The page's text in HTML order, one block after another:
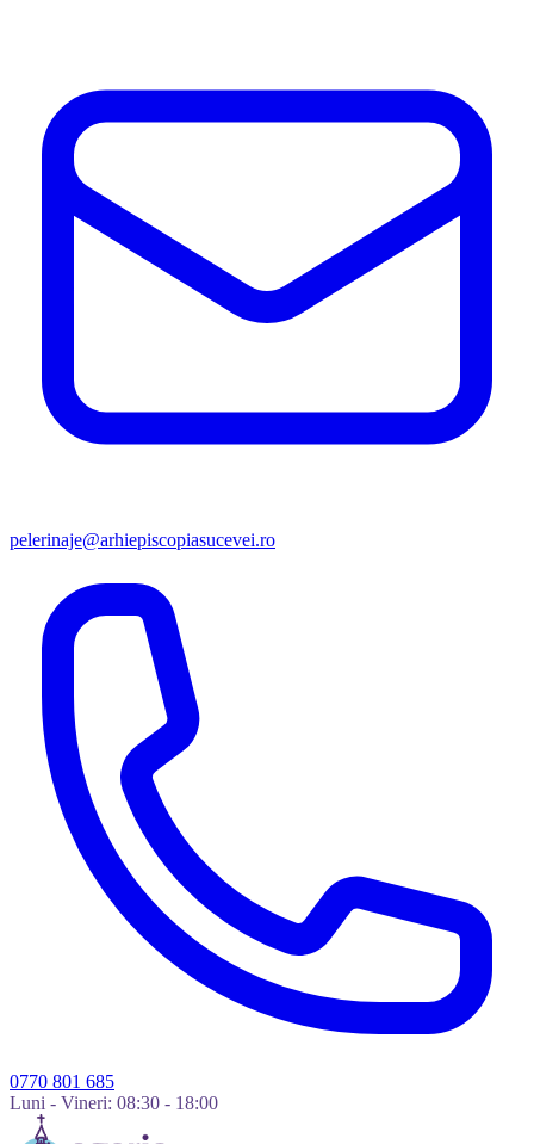
pelerinaje@arhiepiscopiasucevei.ro
0770 801 685
Luni - Vineri: 08:30 - 18:00